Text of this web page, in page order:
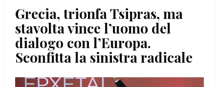
Grecia, trionfa Tsipras, ma
stavolta vince l’uomo del
dialogo con l’Europa.
Sconfitta la sinistra radicale